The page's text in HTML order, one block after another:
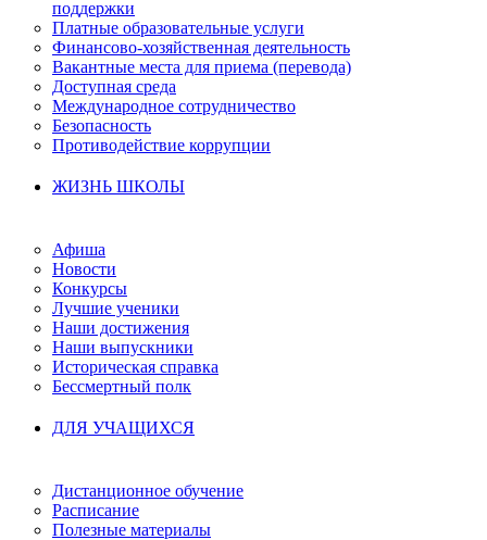
поддержки
Платные образовательные услуги
Финансово-хозяйственная деятельность
Вакантные места для приема (перевода)
Доступная среда
Международное сотрудничество
Безопасность
Противодействие коррупции
ЖИЗНЬ ШКОЛЫ
Афиша
Новости
Конкурсы
Лучшие ученики
Наши достижения
Наши выпускники
Историческая справка
Бессмертный полк
ДЛЯ УЧАЩИХСЯ
Дистанционное обучение
Расписание
Полезные материалы